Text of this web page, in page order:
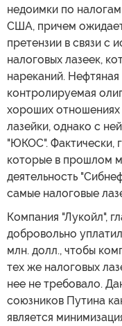
недоимки по
США, причем
претензии в связи с
налоговых лазеек,
нареканий.
контролируемая
хороших
лазейки, однако с
"ЮКОС". Фактически,
которые в прошлом
деятельность
самые налоговые
Компания "Лукойл",
добровольно
млн. долл., чтобы
тех же налоговых
нее не требовало.
союзников Путина
является